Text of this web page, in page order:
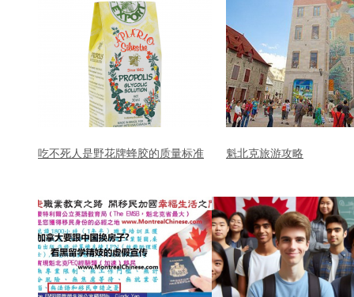
吃不死人是野花牌蜂胶的质量标准 魁北克旅游攻略